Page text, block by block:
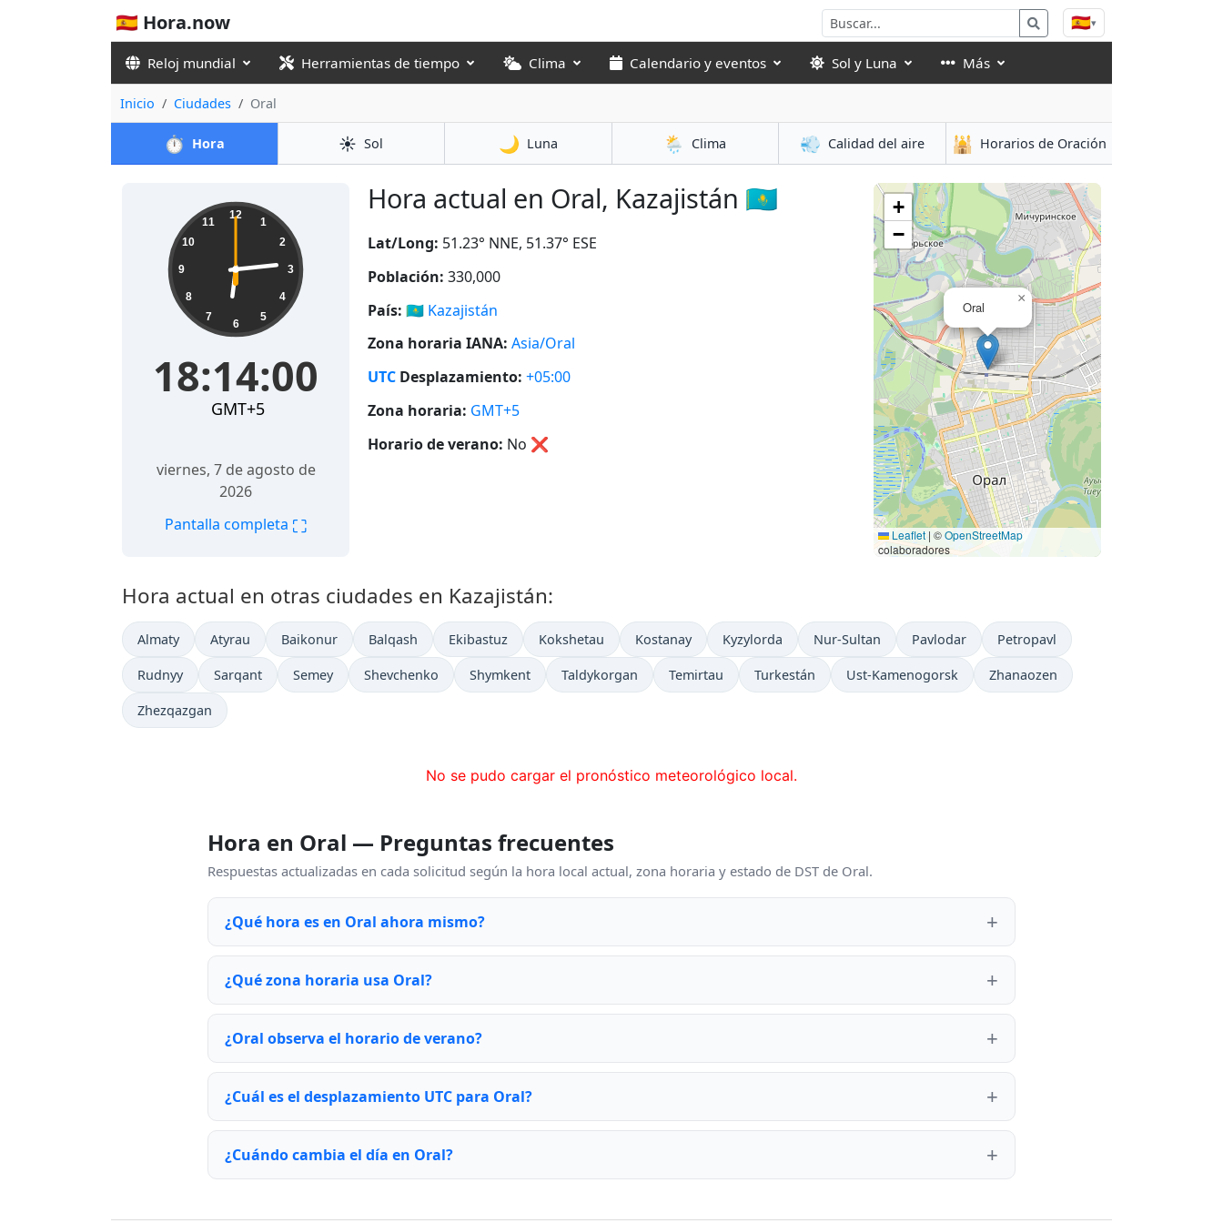
🇪🇸 Hora.now 🇪🇸▾
Reloj mundial Herramientas de tiempo Clima Calendario y eventos Sol y Luna Más
Inicio Ciudades Oral
⏱️ Hora ☀️ Sol 🌙 Luna 🌦️ Clima 💨 Calidad del aire 🕌 Horarios de Oración
Hora actual en Oral, Kazajistán 🇰🇿
18:14:00 12
1
2
3
4
5
6
7
8
9
10
11
18:14:00
GMT+5
viernes, 7 de agosto de
2026
Pantalla completa ⛶
Lat/Long: 51.23° NNE, 51.37° ESE
Población: 330,000
País: 🇰🇿 Kazajistán
Zona horaria IANA: Asia/Oral
UTC Desplazamiento: +05:00
Zona horaria: GMT+5
Horario de verano: No ❌
Oral
×
+
−
Leaflet | ©OpenStreetMap
colaboradores
Hora actual en otras ciudades en Kazajistán:
Almaty Atyrau Baikonur Balqash Ekibastuz Kokshetau Kostanay Kyzylorda Nur-Sultan Pavlodar Petropavl
Rudnyy Sarqant Semey Shevchenko Shymkent Taldykorgan Temirtau Turkestán Ust-Kamenogorsk Zhanaozen
Zhezqazgan
No se pudo cargar el pronóstico meteorológico local.
Hora en Oral — Preguntas frecuentes
Respuestas actualizadas en cada solicitud según la hora local actual, zona horaria y estado de DST de Oral.
¿Qué hora es en Oral ahora mismo?
¿Qué zona horaria usa Oral?
¿Oral observa el horario de verano?
¿Cuál es el desplazamiento UTC para Oral?
¿Cuándo cambia el día en Oral?